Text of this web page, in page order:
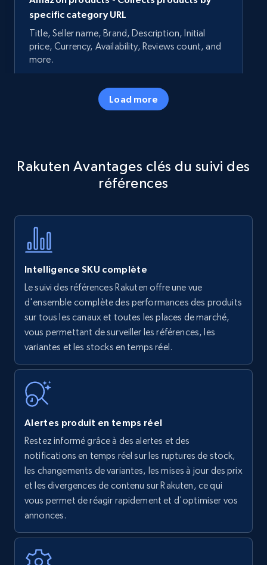
specific category URL
Title, Seller name, Brand, Description, Initial
price, Currency, Availability, Reviews count, and
more.
5.7K+ Commencer
specific keywords
Title, Seller name, Brand, Description, Initial
Amazon products - find products by using
upc numbers
Title, Seller name, Brand, Description, Initial
price, Currency, Availability, Reviews count, and
35.2K+
Amazon Reviews
URL, Product name, Product rating, Product
rating object, Product rating max, Rating,
Author name, Asin, and more.
Load more
Rakuten Avantages clés du suivi des
références
Intelligence SKU complète
Le suivi des références Rakuten offre une vue
d'ensemble complète des performances des produits
sur tous les canaux et toutes les places de marché,
vous permettant de surveiller les références, les
variantes et les stocks en temps réel.
Alertes produit en temps réel
Restez informé grâce à des alertes et des
notifications en temps réel sur les ruptures de stock,
les changements de variantes, les mises à jour des prix
et les divergences de contenu sur Rakuten, ce qui
vous permet de réagir rapidement et d'optimiser vos
annonces.